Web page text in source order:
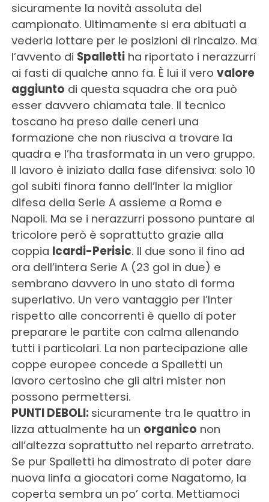
sicuramente la novità assoluta del
campionato. Ultimamente si era abituati a
vederla lottare per le posizioni di rincalzo. Ma
l’avvento di Spallettiha riportato i nerazzurri
ai fasti di qualche anno fa. È lui il vero valore
aggiunto di questa squadra che ora può
esser davvero chiamata tale. Il tecnico
toscano ha preso dalle ceneri una
formazione che non riusciva a trovare la
quadra e l’ha trasformata in un vero gruppo.
Il lavoro è iniziato dalla fase difensiva: solo 10
gol subiti finora fanno dell’Inter la miglior
difesa della Serie A assieme a Roma e
Napoli. Ma se i nerazzurri possono puntare al
tricolore però è soprattutto grazie alla
coppia Icardi-Perisic. Il due sono il fino ad
ora dell’intera Serie A (23 gol in due) e
sembrano davvero in uno stato di forma
superlativo. Un vero vantaggio per l’Inter
rispetto alle concorrenti è quello di poter
preparare le partite con calma allenando
tutti i particolari. La non partecipazione alle
coppe europee concede a Spalletti un
lavoro certosino che gli altri mister non
possono permettersi.
PUNTI DEBOLI: sicuramente tra le quattro in
lizza attualmente ha un organico non
all’altezza soprattutto nel reparto arretrato.
Se pur Spalletti ha dimostrato di poter dare
nuova linfa a giocatori come Nagatomo, la
coperta sembra un po’ corta. Mettiamoci